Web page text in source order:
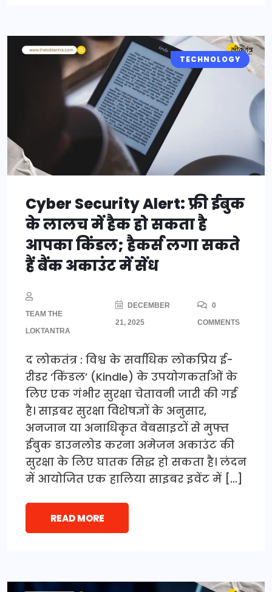
TECHNOLOGY
Cyber Security Alert: फ्री ईबुक
के लालच में हैक हो सकता है
आपका किंडल; हैकर्स लगा सकते
हैं बैंक अकाउंट में सेंध
TEAM THE
LOKTANTRA
DECEMBER
21, 2025
0
COMMENTS
द लोकतंत्र : विश्व के सर्वाधिक लोकप्रिय ई-
रीडर ‘किंडल’ (Kindle) के उपयोगकर्ताओं के
लिए एक गंभीर सुरक्षा चेतावनी जारी की गई
है। साइबर सुरक्षा विशेषज्ञों के अनुसार,
अनजान या अनाधिकृत वेबसाइटों से मुफ्त
ईबुक डाउनलोड करना अमेजन अकाउंट की
सुरक्षा के लिए घातक सिद्ध हो सकता है। लंदन
में आयोजित एक हालिया साइबर इवेंट में […]
READ MORE